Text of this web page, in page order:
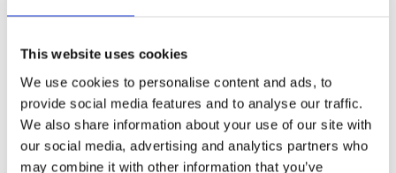
This website uses cookies
We use cookies to personalise content and ads, to
provide social media features and to analyse our traffic.
We also share information about your use of our site with
our social media, advertising and analytics partners who
may combine it with other information that you’ve
Antal
Lagerstatus 4 st i lager Artikelnr 240129-050-50 Tillverkare
Fondaco
Fri frakt över 995kr
Snabba leveranser